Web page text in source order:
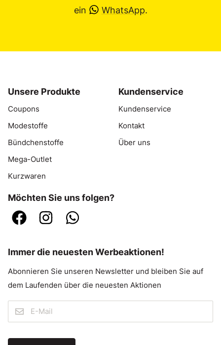
ein
WhatsApp.
Unsere Produkte
Coupons
Modestoffe
Bündchenstoffe
Mega-Outlet
Kurzwaren
Kundenservice
Kundenservice
Kontakt
Über uns
Möchten Sie uns folgen?
Immer die neuesten Werbeaktionen!
Abonnieren Sie unseren Newsletter und bleiben Sie auf
dem Laufenden über die neuesten Aktionen